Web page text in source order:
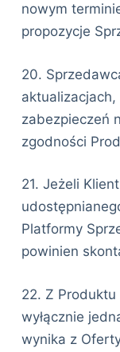
nowym
propozycje
20.
zabezpieczeń
zgodności
21. Jeżeli
Platformy
powinien
22. Z
wyłącznie
wynika z